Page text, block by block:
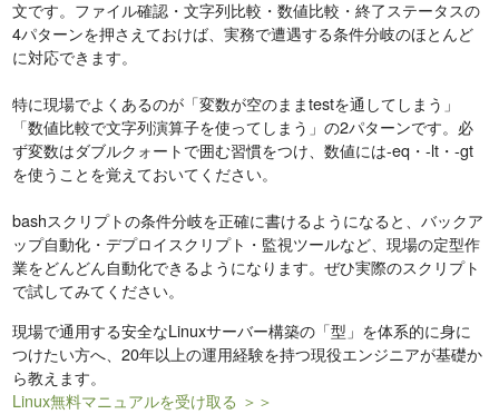
文です。ファイル確認・文字列比較・数値比較・終了ステータスの
4パターンを押さえておけば、実務で遭遇する条件分岐のほとんど
に対応できます。
特に現場でよくあるのが「変数が空のままtestを通してしまう」
「数値比較で文字列演算子を使ってしまう」の2パターンです。必
ず変数はダブルクォートで囲む習慣をつけ、数値には-eq・-lt・-gt
を使うことを覚えておいてください。
bashスクリプトの条件分岐を正確に書けるようになると、バックア
ップ自動化・デプロイスクリプト・監視ツールなど、現場の定型作
業をどんどん自動化できるようになります。ぜひ実際のスクリプト
で試してみてください。
現場で通用する安全なLinuxサーバー構築の「型」を体系的に身に
つけたい方へ、20年以上の運用経験を持つ現役エンジニアが基礎か
ら教えます。
Linux無料マニュアルを受け取る ＞＞